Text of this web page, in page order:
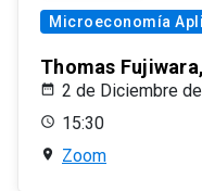
Microeconomía
Thomas
2 de Diciembre
15:30
Zoom